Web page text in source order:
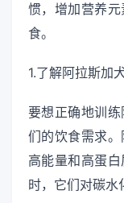
惯，增加营养
食。
1.了解阿拉斯加
要想正确地训
们的饮食需求
高能量和高蛋
时，它们对碳水